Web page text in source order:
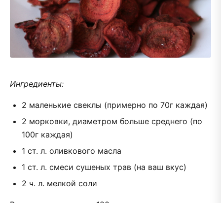
Ингредиенты:
2 маленькие свеклы (примерно по 70г каждая)
2 морковки, диаметром больше среднего (по
100г каждая)
1 ст. л. оливкового масла
1 ст. л. смеси сушеных трав (на ваш вкус)
2 ч. л. мелкой соли